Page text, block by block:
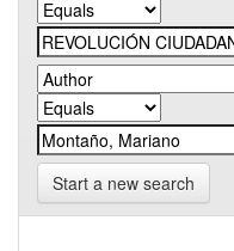
Start a new search